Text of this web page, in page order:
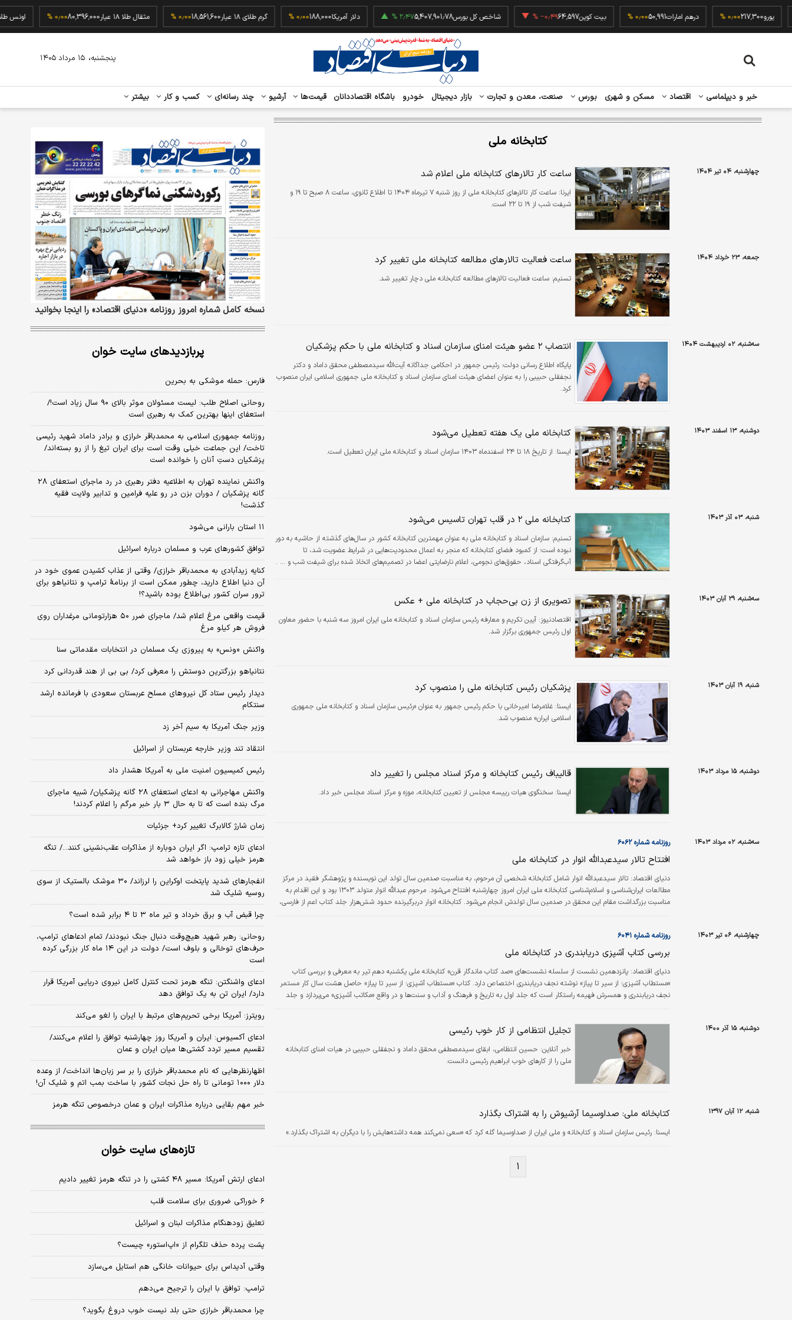
یورو217,300 ۰٫۰۰ % درهم امارات50,991 ۰٫۰۰ % بیت کوین64,597‎−۰٫۴۹ % شاخص کل بورس5,407,901.78 ۲٫۴۷ % دلار آمریکا188,000 ۰٫۰۰ % گرم طلای ۱۸ عیار 18,561,600 ۰٫۰۰ % مثقال طلا ۱۸ عیار 80,396,000 ۰٫۰۰ %
خبر و دیپلماسی اقتصاد مسکن و شهری بورس صنعت، معدن و تجارت بازار دیجیتال خودرو باشگاه اقتصاددانان قیمت‌ها آرشیو چند رسانه‌ای کسب و کار بیشتر
پنجشنبه، ۱۵ مرداد ۱۴۰۵
کتابخانه ملی
چهارشنبه، ۰۴ تیر ۱۴۰۴ ساعت کار تالارهای کتابخانه ملی اعلام شد
ایرنا:
ساعت کار تالارهای کتابخانه ملی از روز شنبه ۷ تیرماه ۱۴۰۴ تا اطلاع ثانوی، ساعت ۸ صبح تا ۱۹ و
شیفت شب از ۱۹ تا ۲۲ است.
جمعه، ۲۳ خرداد ۱۴۰۴ ساعت فعالیت تالارهای مطالعه کتابخانه ملی تغییر کرد
تسنیم: ساعت فعالیت تالارهای مطالعه کتابخانه ملی دچار تغییر شد.
سه‌شنبه، ۰۲ اردیبهشت ۱۴۰۴ انتصاب ۲ عضو هیئت امنای سازمان اسناد و کتابخانه ملی با حکم پزشکیان
پایگاه اطلاع رسانی دولت: رئیس جمهور در احکامی جداگانه آیت‌الله سیدمصطفی محقق داماد و دکتر
نجفقلی حبیبی را به عنوان اعضای هیئت امنای سازمان اسناد و کتابخانه ملی جمهوری اسلامی ایران منصوب
کرد.
دوشنبه، ۱۳ اسفند ۱۴۰۳ کتابخانه ملی یک هفته تعطیل می‌شود
ايسنا: از تاریخ ۱۸ تا ۲۴ اسفندماه ۱۴۰۳ سازمان اسناد و کتابخانه ملی ایران تعطیل است.
شنبه، ۰۳ آذر ۱۴۰۳ کتابخانه ملی ۲ در قلب تهران تاسیس می‌شود
تسنیم: سازمان اسناد و کتابخانه ملی به عنوان مهمترین کتابخانه کشور در سال‌های گذشته از حاشیه به دور
نبوده است؛ از کمبود فضای کتابخانه که منجر به اعمال محدودیت‌هایی در شرایط عضویت شد، تا
آب‌گرفتگی اسناد، حقوق‌های نجومی، اعلام نارضایتی اعضا در تصمیم‌های اتخاذ شده برای شیفت شب و ... .
سه‌شنبه، ۲۹ آبان ۱۴۰۳ تصویری از زن بی‌حجاب در کتابخانه ملی + عکس
اقتصادنیوز: آیین تکریم و معارفه رئیس سازمان اسناد و کتابخانه ملی ایران امروز سه شنبه با حضور معاون
اول رئیس جمهوری برگزار شد.
شنبه، ۱۹ آبان ۱۴۰۳ پزشکیان رئیس کتابخانه ملی را منصوب کرد
ايسنا: غلامرضا امیرخانی با حکم رئیس جمهور به عنوان «رئیس سازمان اسناد و کتابخانه ملی جمهوری
اسلامی ایران» منصوب شد.
دوشنبه، ۱۵ مرداد ۱۴۰۳ قالیباف رئیس کتابخانه و مرکز اسناد مجلس را تغییر داد
ايسنا: سخنگوی هیات رییسه مجلس از تعیین کتابخانه، موزه و مرکز اسناد مجلس خبر داد.
سه‌شنبه، ۰۲ مرداد ۱۴۰۳ روزنامه شماره ۶۰۶۲
افتتاح تالار سیدعبدالله انوار در کتابخانه ملی
دنیای اقتصاد: تالار سیدعبدالله انوار شامل کتابخانه شخصی آن مرحوم، به مناسبت صدمین سال تولد این نویسنده و پژوهشگر فقید در مرکز
مطالعات ایران‌شناسی و اسلام‌شناسی کتابخانه ملی ایران امروز چهارشنبه افتتاح می‌شود. مرحوم عبدالله انوار متولد ۱۳۰۳ بود و این اقدام به
مناسبت بزرگداشت مقام این محقق در صدمین سال تولدش انجام می‌شود. کتابخانه انوار دربرگیرنده حدود شش‌هزار جلد کتاب اعم از فارسی،
چهارشنبه، ۰۶ تیر ۱۴۰۳ روزنامه شماره ۶۰۴۱
بررسی کتاب آشپزی ‌دریابندری در کتابخانه ملی
دنیای اقتصاد: پانزدهمین نشست از سلسله نشست‌های «صد کتاب ماندگار قرن» کتابخانه ملی یکشنبه دهم تیر به معرفی و بررسی کتاب
«مستطاب آشپزی؛ از سیر تا پیاز» نوشته نجف دریابندری اختصاص دارد. کتاب «مستطاب آشپزی؛ از سیر تا پیاز» حاصل هشت سال کار مستمر
نجف دریابندری و همسرش فهیمه راستکار است که جلد اول به تاریخ و فرهنگ و آداب و سنت‌ها و در واقع «مکاتب آشپزی» می‌پردازد و جلد
دوشنبه، ۱۵ آذر ۱۴۰۰ تجلیل انتظامی از کار خوب رئیسی
خبر آنلاین: حسین انتظامی، ابقای سیدمصطفی محقق داماد و نجفقلی حبیبی در هیات امنای کتابخانه
ملی را از کارهای خوب ابراهیم رئیسی دانست.
شنبه، ۱۲ آبان ۱۳۹۷ کتابخانه ملی: صداوسیما آرشیوش را به اشتراک بگذارد
ايسنا: رئیس سازمان اسناد و کتابخانه و ملی ایران از صداوسیما گله کرد که «سعی نمی‌کند همه داشته‌هایش را با دیگران به اشتراک بگذارد.»
۱
نسخه کامل شماره امروز روزنامه «دنیای‌ اقتصاد» را اینجا بخوانید
پربازدیدهای سایت خوان
فارس: حمله موشکی به بحرین
روحانی اصلاح طلب: ‌لیست مسئولان موثر بالای ۹۰ سال زیاد است!/
استعفای اینها بهترین کمک به رهبری است
روزنامه جمهوری اسلامی به محمدباقر خرازی و برادر داماد شهید رئیسی
تاخت/ این جماعت خیلی وقت است برای ایران تیغ را از رو بسته‌اند/
پزشکیان دستِ آنان را خوانده است
واکنش نماینده تهران به اطلاعیه دفتر رهبری در رد ماجرای استعفای ۲۸
گانه پزشکیان / دوران بزن در رو علیه فرامین و تدابیر ولایت فقیه
گذشت!
۱۱ استان بارانی می‌شود
توافق کشورهای عرب و مسلمان درباره اسرائیل
کنایه زیدآبادی به محمدباقر خرازی/ وقتی از عذاب کشیدن عموی خود در
آن دنیا اطلاع دارید، چطور ممکن است از برنامهٔ ترامپ و نتانیاهو برای
ترور سران کشور بی‌اطلاع بوده باشید؟!
قیمت واقعی مرغ اعلام شد/ ماجرای ضرر ۵۰ هزارتومانی مرغداران روی
فروش هر کیلو مرغ
واکنش «ونس» به پیروزی یک مسلمان در انتخابات مقدماتی سنا
نتانیاهو بزرگترین دوستش را معرفی کرد/ بی بی از هند قدردانی کرد
دیدار رئیس ستاد کل نیروهای مسلح عربستان سعودی با فرمانده ارشد
سنتکام
وزیر جنگ آمریکا به سیم آخر زد
انتقاد تند وزیر خارجه عربستان از اسرائیل
رئیس کمیسیون امنیت ملی به آمریکا هشدار داد
واکنش مهاجرانی به ادعای استعفای ۲۸ گانه پزشکیان/ شبیه ماجرای
مرگ بنده است که تا به حال ۳ بار خبر مرگم را اعلام کردند!
زمان شارژ کالابرگ تغییر کرد+ جزئیات
ادعای تازه ترامپ: اگر ایران دوباره از مذاکرات عقب‌نشینی کنند.../ تنگه
هرمز خیلی زود باز خواهد شد
انفجارهای شدید پایتخت اوکراین را لرزاند/ ۳۰ موشک بالستیک از سوی
روسیه شلیک شد
چرا قبض آب و برق خرداد و تیر ماه ۳ تا ۴ برابر شده است؟
روحانی: رهبر شهید هیچ‌وقت دنبال جنگ نبودند/ تمام ادعاهای ترامپ،
حرف‌های توخالی و بلوف است/ دولت در این ۱۴ ماه کار بزرگی کرده
است
ادعای واشنگتن: تنگه هرمز تحت کنترل کامل نیروی دریایی آمریکا قرار
دارد/ ایران تن به یک توافق دهد
رویترز: آمریکا برخی تحریم‌های مرتبط با ایران را لغو می‌کند
ادعای آکسیوس: ایران و آمریکا روز چهارشنبه توافق را اعلام می‌کنند/
تقسیم مسیر تردد کشتی‌ها میان ایران و عمان
اظهارنظرهایی که نام محمدباقر خرازی را بر سر زبان‌ها انداخت/ از وعده
دلار ۱۰۰۰ تومانی تا راه حل نجات کشور با ساخت بمب اتم و شلیک آن!
خبر مهم بقایی درباره مذاکرات ایران و عمان درخصوص تنگه هرمز
تازه‌های سایت خوان
ادعای ارتش آمریکا: مسیر ۴۸ کشتی را در تنگه هرمز تغییر دادیم
۶ خوراکی ضروری برای سلامت قلب
تعلیق زودهنگام مذاکرات لبنان و اسرائیل
پشت پرده حذف تلگرام از «اپ‌استور» چیست؟
وقتی آدیداس برای حیوانات خانگی هم استایل می‌سازد
ترامپ: توافق با ایران را ترجیح می‌دهم
چرا محمدباقر خرازی حتی بلد نیست خوب دروغ بگوید؟